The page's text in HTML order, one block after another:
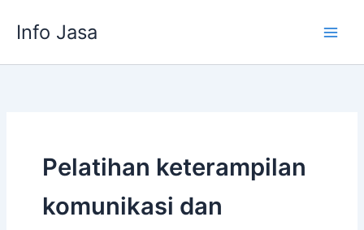
Info Jasa
Pelatihan keterampilan
komunikasi dan